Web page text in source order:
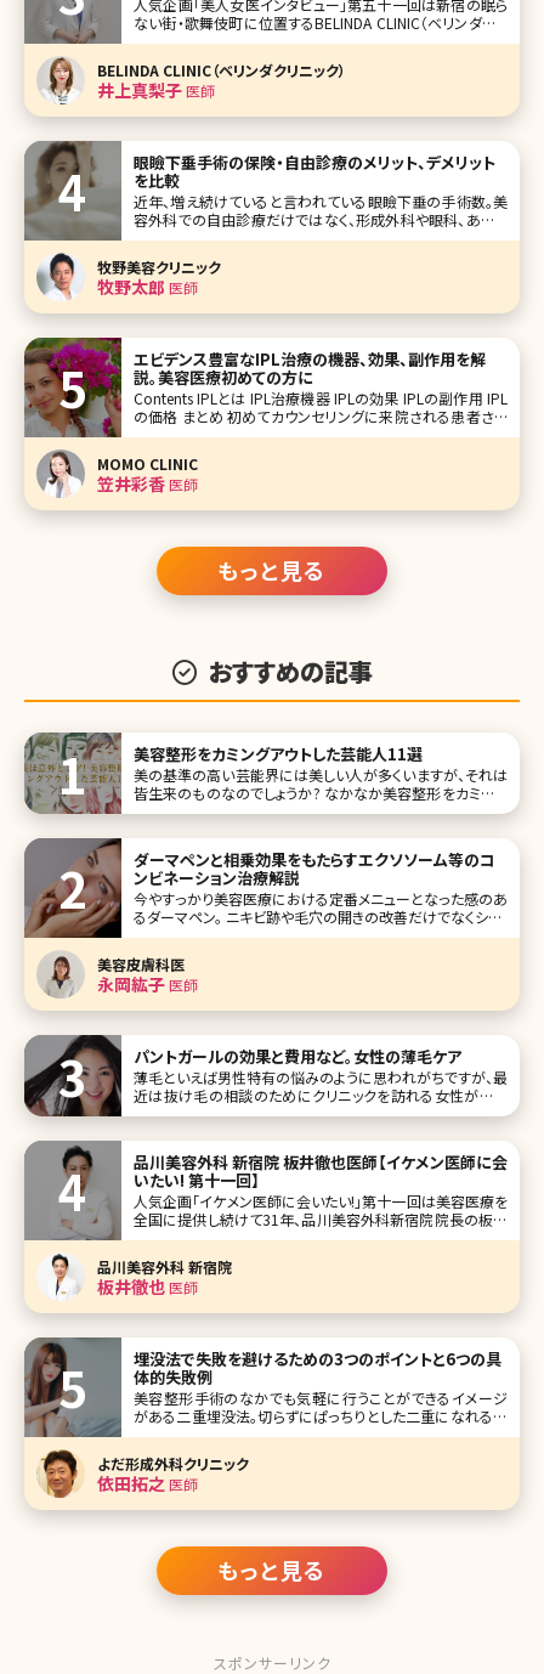
人気企画「美人女医インタビュー」第五十一回は新宿の眠ら
ない街・歌舞伎町に位置するBELINDA CLINIC（ベリンダクリ
ニック）の井上真梨子（いのうえ まりこ）医師です。 美容外科
メニューが豊富なBELINDA CLINIC。外科系クリニックで院長
=女性医師自身がメインで施術を対応するクリニ
BELINDA CLINIC（ベリンダクリニック）
井上真梨子医師
眼瞼下垂手術の保険・自由診療のメリット、デメリット
を比較
近年、増え続けていると言われている眼瞼下垂の手術数。美
容外科での自由診療だけではなく、形成外科や眼科、あるい
は一部の美容外科でも保険診療で手術を受けることができ
当する?」「眼瞼下垂手術って保険診療と自由診療どう違う
の?」という疑問に、費用面など
牧野美容クリニック
牧野太郎 医師
エビデンス豊富なIPL治療の機器、効果、副作用を解
説。美容医療初めての方に
Contents IPLとは IPL治療機器 IPLの効果 IPLの副作用 IPL
の価格 まとめ 初めてカウンセリングに来院される患者さん
にお肌で気になっているところはどこですかと聞くと、「赤み
MOMO CLINIC
笠井彩香医師
もっと見る
おすすめの記事
美容整形をカミングアウトした芸能人11選
美の基準の高い芸能界には美しい人が多くいますが、それは
皆生来のものなのでしょうか? なかなか美容整形をカミング
アウトしている芸能人はいませんが、実はかなり多くの方が
る（認めた）芸能人
ダーマペンと相乗効果をもたらすエクソソーム等のコ
ンビネーション治療解説
今やすっかり美容医療における定番メニューとなった感のあ
るダーマペン。 ニキビ跡や毛穴の開きの改善だけでなくシミ・
くすみ、小じわの改善など美肌治療として汎用性があること
から様々なスキントラブルの改善治療として多くの方が受け
られています。 本記事ではダーマペンの基本情報をお伝えし
た上で、近年選択
美容皮膚科医
永岡紘子医師
パントガールの効果と費用など。女性の薄毛ケア
薄毛といえば男性特有の悩みのように思われがちですが、最
近は抜け毛の相談のためにクリニックを訪れる女性が増え
ています。女性の薄毛は加齢が大きな原因ですが、ストレスや
も少なくありません。このような女性の薄毛を改善してくれる
内服薬として注目を集めているの
品川美容外科 新宿院 板井徹也医師【イケメン医師に会
いたい! 第十一回】
人気企画「イケメン医師に会いたい!」第十一回は美容医療を
全国に提供し続けて31年、品川美容外科新宿院院長の板井
徹也（いたいてつや）先生です。 俳優の玉木宏さんを彷彿とさ
せる爽やかな笑顔と落ち着いた優しい語り口調が印象的で
す。もともとは救急医としての経歴をもち、同期の医師から
の誘いで美容医療に
品川美容外科 新宿院
板井徹也医師
埋没法で失敗を避けるための3つのポイントと6つの具
体的失敗例
美容整形手術のなかでも気軽に行うことができるイメージ
がある二重埋没法。切らずにぱっちりとした二重になれる魔
法のような方法と考えられがちですが、実は二重埋没法で思
うような二重にならなかったいうケースも少なくありません。
ここで二重埋没法の失敗例を挙げながら、失敗しないために
覚えておきたいことについて詳し
よだ形成外科クリニック
依田拓之 医師
もっと見る
スポンサーリンク